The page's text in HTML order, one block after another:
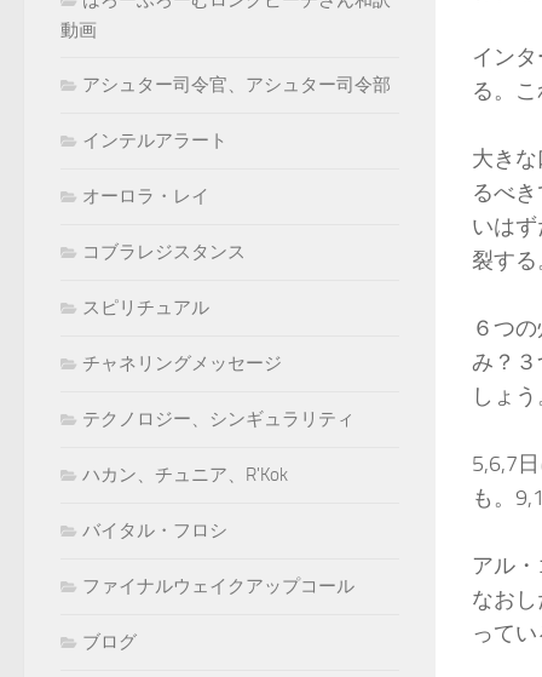
イン
る。
大き
るべ
いは
裂す
６つ
み？
しょ
5,6,7
も。
アル
なお
って
動画
アシュター司令官、アシュター司令部
インテルアラート
オーロラ・レイ
コブラレジスタンス
スピリチュアル
チャネリングメッセージ
テクノロジー、シンギュラリティ
ハカン、チュニア、R'Kok
バイタル・フロシ
ファイナルウェイクアップコール
ブログ